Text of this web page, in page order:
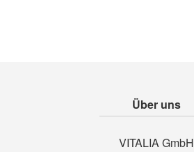
Über uns
VITALIA GmbH